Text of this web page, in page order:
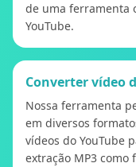
de uma ferramenta
YouTube.
Converter vídeo
Nossa ferramenta
em diversos
vídeos do YouTube
extração MP3 como